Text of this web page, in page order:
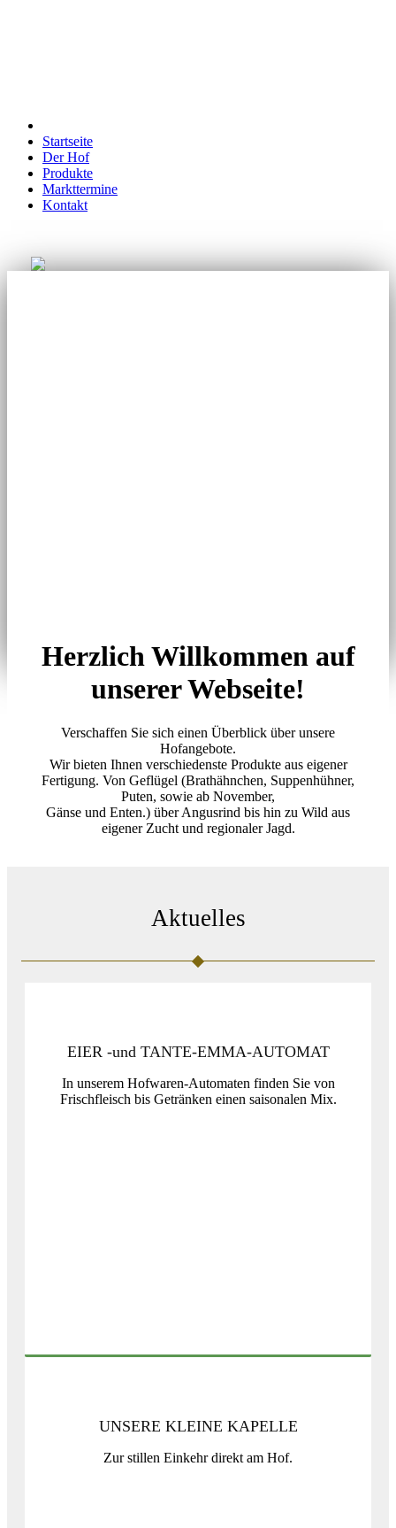
Startseite
Der Hof
Produkte
Markttermine
Kontakt
Herzlich Willkommen auf
unserer Webseite!
Verschaffen Sie sich einen Überblick über unsere
Hofangebote.
Wir bieten Ihnen verschiedenste Produkte aus eigener
Fertigung. Von Geflügel (Brathähnchen, Suppenhühner,
Puten, sowie ab November,
Gänse und Enten.) über Angusrind bis hin zu Wild aus
eigener Zucht und regionaler Jagd.
Aktuelles
EIER -und TANTE-EMMA-AUTOMAT
In unserem Hofwaren-Automaten finden Sie von
Frischfleisch bis Getränken einen saisonalen Mix.
UNSERE KLEINE KAPELLE
Zur stillen Einkehr direkt am Hof.